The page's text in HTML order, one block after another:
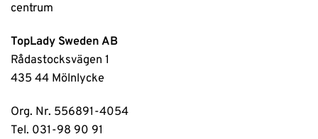
TopLady Sweden AB
Rådastocksvägen 1
435 44 Mölnlycke
Org. Nr. 556891-4054
Tel. 031-98 90 91